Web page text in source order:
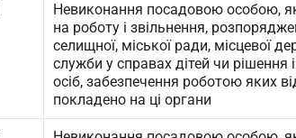
Невиконання посадовою особою,
на роботу і звільнення,
селищної, міської ради, місцевої
служби у справах дітей чи
осіб, забезпечення роботою яких
покладено на ці органи